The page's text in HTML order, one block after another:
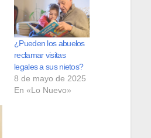
¿Pueden los abuelos
reclamar visitas
legales a sus nietos?
8 de mayo de 2025
En «Lo Nuevo»